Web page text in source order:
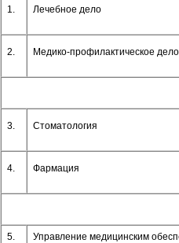
1. Лечебное дело
2. Медико-профилактическое дело
3. Стоматология
4. Фармация
5. Управление медицинским